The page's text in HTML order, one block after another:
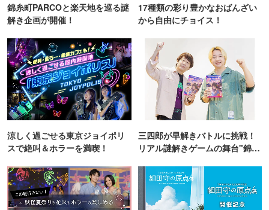
錦糸町PARCOと楽天地を巡る謎
解き企画が開催！
17種類の彩り豊かなおばんざい
から自由にチョイス！
涼しく過ごせる東京ジョイポリ
スで絶叫＆ホラーを満喫！
三四郎が早解きバトルに挑戦！
リアル謎解きゲームの舞台"錦糸